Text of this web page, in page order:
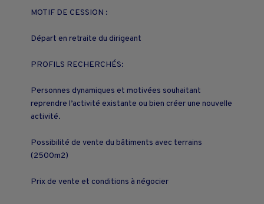
MOTIF DE CESSION :
Départ en retraite du dirigeant
PROFILS RECHERCHÉS:
Personnes dynamiques et motivées souhaitant
reprendre l’activité existante ou bien créer une nouvelle
activité.
Possibilité de vente du bâtiments avec terrains
(2500m2)
Prix de vente et conditions à négocier